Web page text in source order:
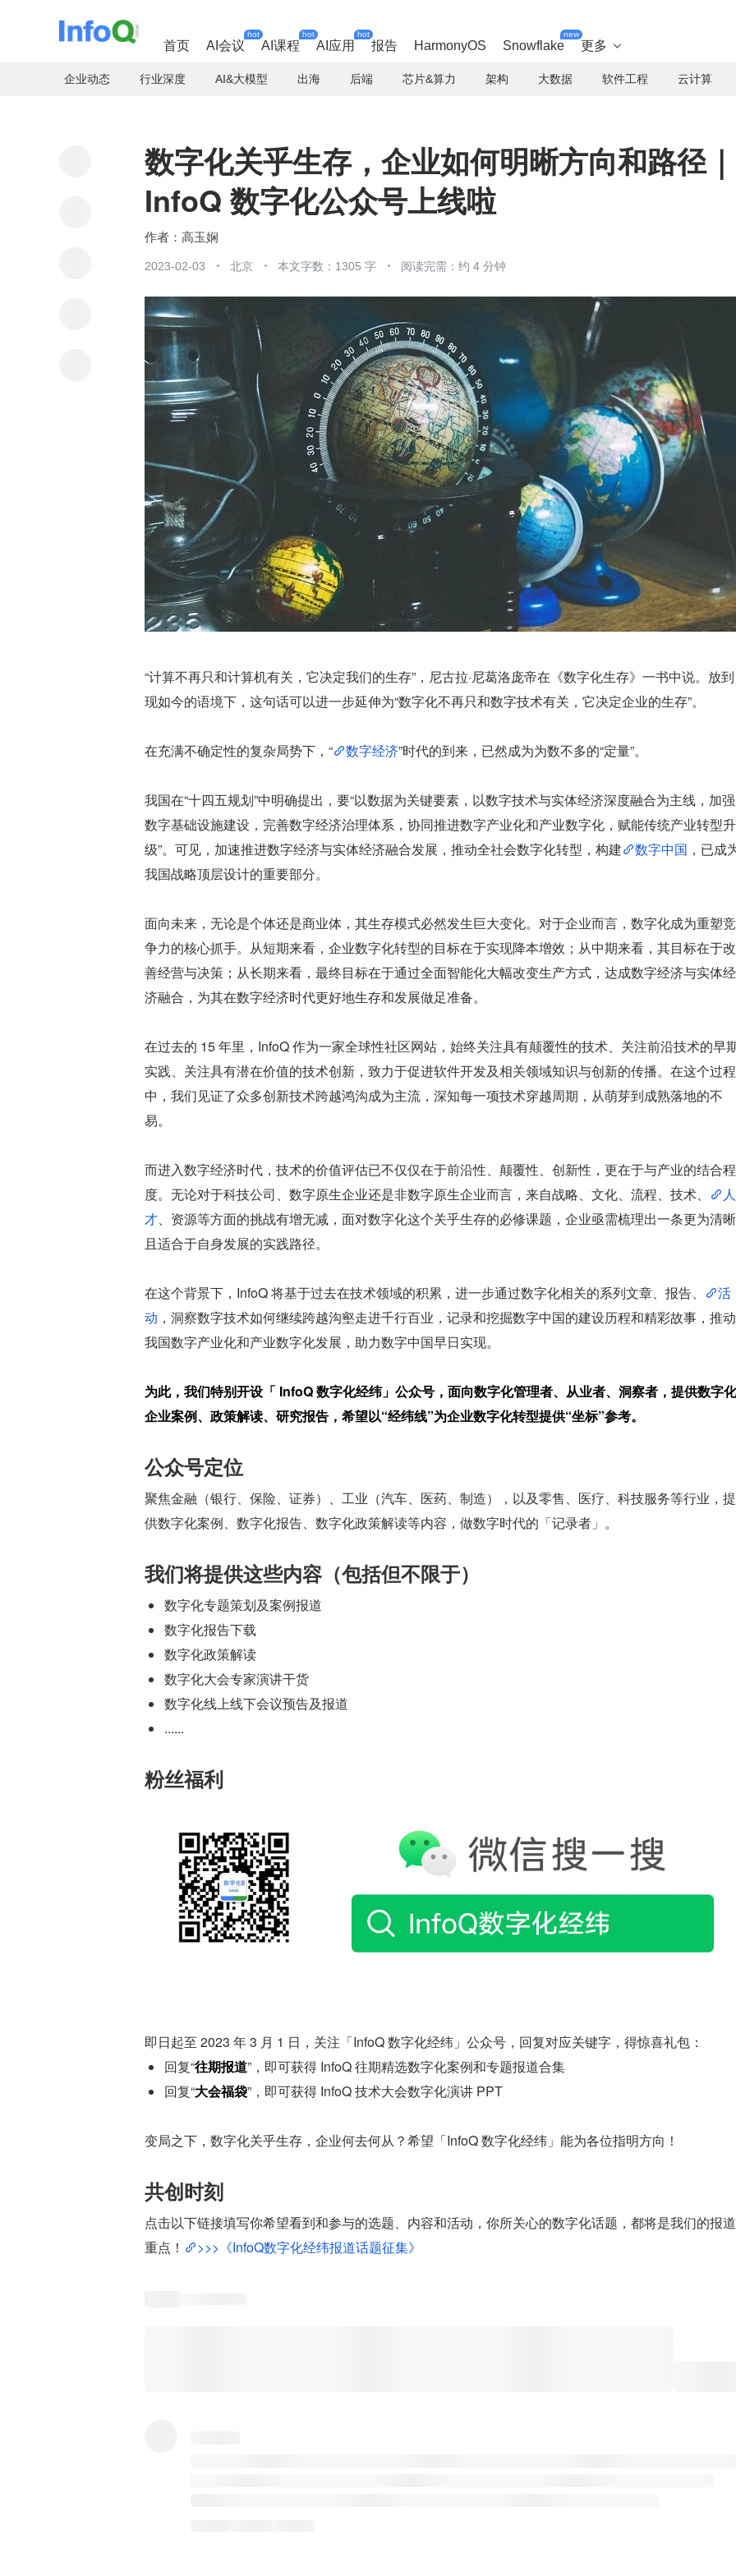
首页 AI会议
hot
AI课程
hot
AI应用
hot
报告 HarmonyOS Snowflake
new
更多 
企业动态 行业深度 AI&大模型 出海 后端 芯片&算力 架构 大数据 软件工程 云计算
数字化关乎生存，企业如何明晰方向和路径｜
InfoQ 数字化公众号上线啦
高玉娴
2023-02-03 北京 本文字数：1305 字 阅读完需：约 4 分钟
“计算不再只和计算机有关，它决定我们的生存”，尼古拉·尼葛洛庞帝在《数字化生存》一书中说。放到
现如今的语境下，这句话可以进一步延伸为“数字化不再只和数字技术有关，它决定企业的生存”。
在充满不确定性的复杂局势下，“ 数字经济”时代的到来，已然成为为数不多的“定量”。
我国在“十四五规划”中明确提出，要“以数据为关键要素，以数字技术与实体经济深度融合为主线，加强
数字基础设施建设，完善数字经济治理体系，协同推进数字产业化和产业数字化，赋能传统产业转型升
级”。可见，加速推进数字经济与实体经济融合发展，推动全社会数字化转型，构建
数字中国 ，已成
我国战略顶层设计的重要部分。
面向未来，无论是个体还是商业体，其生存模式必然发生巨大变化。对于企业而言，数字化成为重塑竞
争力的核心抓手。从短期来看，企业数字化转型的目标在于实现降本增效；从中期来看，其目标在于改
善经营与决策；从长期来看，最终目标在于通过全面智能化大幅改变生产方式，达成数字经济与实体经
济融合，为其在数字经济时代更好地生存和发展做足准备。
在过去的 15 年里，InfoQ 作为一家全球性社区网站，始终关注具有颠覆性的技术、关注前沿技术的早
实践、关注具有潜在价值的技术创新，致力于促进软件开发及相关领域知识与创新的传播。在这个过程
中，我们见证了众多创新技术跨越鸿沟成为主流，深知每一项技术穿越周期，从萌芽到成熟落地的不
易。
而进入数字经济时代，技术的价值评估已不仅仅在于前沿性、颠覆性、创新性，更在于与产业的结合程
度。无论对于科技公司、数字原生企业还是非数字原生企业而言，来自战略、文化、流程、技术、
人
才、资源等方面的挑战有增无减，面对数字化这个关乎生存的必修课题，企业亟需梳理出一条更为清晰
且适合于自身发展的实践路径。
在这个背景下，InfoQ 将基于过去在技术领域的积累，进一步通过数字化相关的系列文章、报告、
活
动 ，洞察数字技术如何继续跨越沟壑走进千行百业，记录和挖掘数字中国的建设历程和精彩故事，推动
我国数字产业化和产业数字化发展，助力数字中国早日实现。
为此，我们特别开设「 InfoQ 数字化经纬」公众号，面向数字化管理者、从业者、洞察者，提供数字化
企业案例、政策解读、研究报告，希望以“经纬线”为企业数字化转型提供“坐标”参考。
公众号定位
聚焦金融（银行、保险、证券）、工业（汽车、医药、制造），以及零售、医疗、科技服务等行业，提
供数字化案例、数字化报告、数字化政策解读等内容，做数字时代的「记录者」。
我们将提供这些内容（包括但不限于）
数字化专题策划及案例报道
数字化报告下载
数字化政策解读
数字化大会专家演讲干货
数字化线上线下会议预告及报道
......
粉丝福利
即日起至 2023 年 3 月 1 日，关注「InfoQ 数字化经纬」公众号，回复对应关键字，得惊喜礼包：
回复“往期报道”，即可获得 InfoQ 往期精选数字化案例和专题报道合集
回复“大会福袋”，即可获得 InfoQ 技术大会数字化演讲 PPT
变局之下，数字化关乎生存，企业何去何从？希望「InfoQ 数字化经纬」能为各位指明方向！
共创时刻
点击以下链接填写你希望看到和参与的选题、内容和活动，你所关心的数字化话题，都将是我们的报道
重点！
>>>《InfoQ数字化经纬报道话题征集》